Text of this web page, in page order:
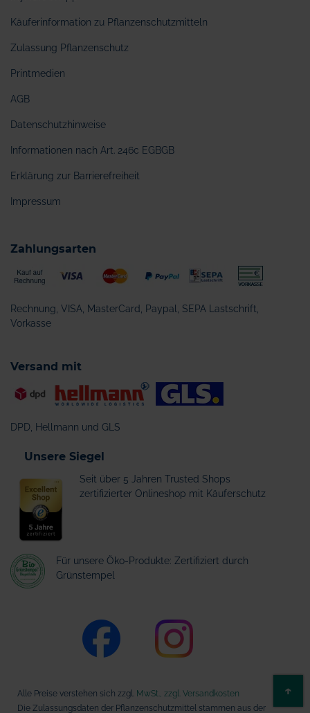
Käuferinformation zu Pflanzenschutzmitteln
Zulassung Pflanzenschutz
Printmedien
AGB
Datenschutzhinweise
Informationen nach Art. 246c EGBGB
Erklärung zur Barrierefreiheit
Impressum
Zahlungsarten
Rechnung, VISA, MasterCard, Paypal, SEPA Lastschrift,
Vorkasse
Versand mit
DPD, Hellmann und GLS
Unsere Siegel
Seit über 5 Jahren Trusted Shops
zertifizierter Onlineshop mit Käuferschutz
Für unsere Öko-Produkte: Zertifiziert durch
Grünstempel
Alle Preise verstehen sich zzgl. MwSt., zzgl. Versandkosten
Die Zulassungsdaten der Pflanzenschutzmittel stammen aus der
↑